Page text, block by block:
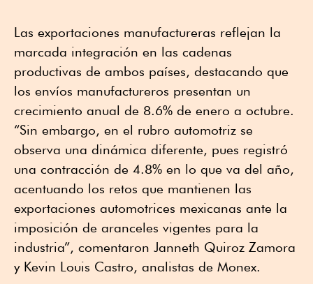
Las exportaciones manufactureras reflejan la
marcada integración en las cadenas
productivas de ambos países, destacando que
los envíos manufactureros presentan un
crecimiento anual de 8.6% de enero a octubre.
“Sin embargo, en el rubro automotriz se
observa una dinámica diferente, pues registró
una contracción de 4.8% en lo que va del año,
acentuando los retos que mantienen las
exportaciones automotrices mexicanas ante la
imposición de aranceles vigentes para la
industria”, comentaron Janneth Quiroz Zamora
y Kevin Louis Castro, analistas de Monex.